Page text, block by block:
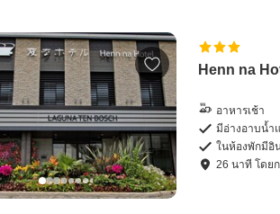
Henn na
อาหารเช้า
มีอ่างอาบน้ำ
ในห้องพักมีอิ
26 นาที โดย